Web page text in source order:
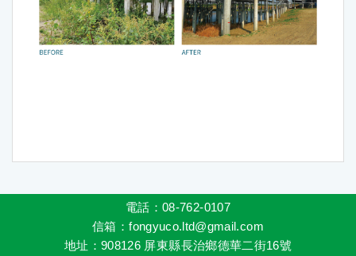
電話：08-762-0107
信箱 ：fongyuco.ltd@gmail.com
地址 ：908126 屏東縣長治鄉德華二街16號